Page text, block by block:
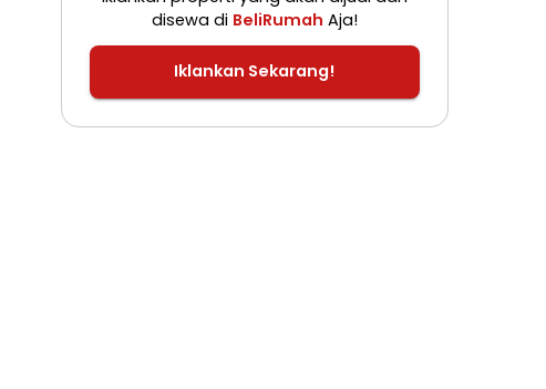
disewa di BeliRumah Aja!
Iklankan Sekarang!